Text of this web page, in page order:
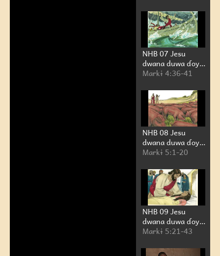
NHB 07 Jesu
dwana duwa ɗoy
gale gɨ geche bam
Markɨ 4:36-41
NHB 08 Jesu
dwana duwa ɗoy
dúndi dɨ àcn̰e bam
Markɨ 5:1-20
NHB 09 Jesu
dwana duwa ɗoy
mwom me made
Markɨ 5:21-43